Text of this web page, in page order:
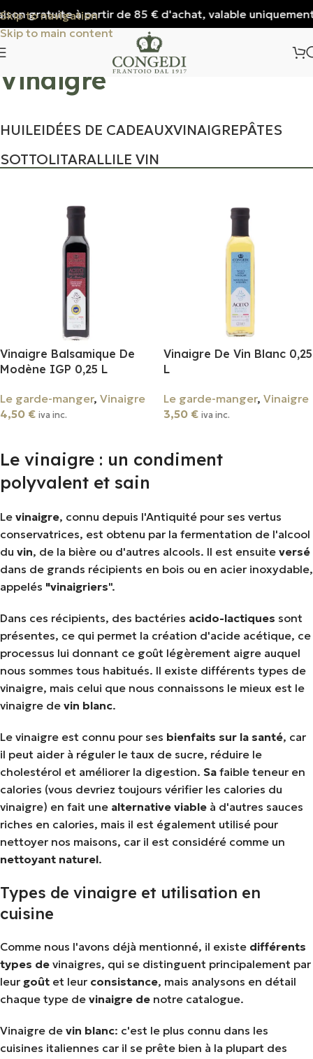
Skip to navigation
Skip to main content
gratuite à partir de 85 € d'achat, valable uniquement
Vinaigre
HUILEIDÉES DE CADEAUXVINAIGREPÂTES
SOTTOLITARALLILE VIN
Vinaigre Balsamique De
Modène IGP 0,25 L
Le garde-manger, Vinaigre
4,50 € iva inc.
Vinaigre De Vin Blanc 0,25
L
Le garde-manger, Vinaigre
3,50 € iva inc.
Le vinaigre : un condiment
polyvalent et sain
Le vinaigre, connu depuis l'Antiquité pour ses vertus
conservatrices, est obtenu par la fermentation de l'alcool
du vin, de la bière ou d'autres alcools. Il est ensuite versé
dans de grands récipients en bois ou en acier inoxydable,
appelés "vinaigriers".
Dans ces récipients, des bactéries acido-lactiques sont
présentes, ce qui permet la création d'acide acétique, ce
processus lui donnant ce goût légèrement aigre auquel
nous sommes tous habitués. Il existe différents types de
vinaigre, mais celui que nous connaissons le mieux est le
vinaigre de vin blanc.
Le vinaigre est connu pour ses bienfaits sur la santé, car
il peut aider à réguler le taux de sucre, réduire le
cholestérol et améliorer la digestion. Sa faible teneur en
calories (vous devriez toujours vérifier les calories du
vinaigre) en fait une alternative viable à d'autres sauces
riches en calories, mais il est également utilisé pour
nettoyer nos maisons, car il est considéré comme un
nettoyant naturel.
Types de vinaigre et utilisation en
cuisine
Comme nous l'avons déjà mentionné, il existe différents
types de vinaigres, qui se distinguent principalement par
leur goût et leur consistance, mais analysons en détail
chaque type de vinaigre de notre catalogue.
Vinaigre de vin blanc: c'est le plus connu dans les
cuisines italiennes car il se prête bien à la plupart des